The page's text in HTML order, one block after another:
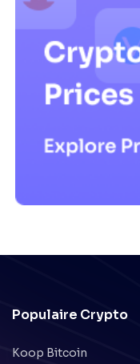
Populaire Crypto
Koop Bitcoin